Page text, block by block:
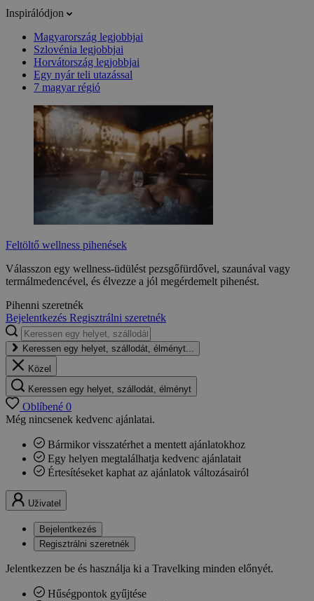
Inspirálódjon
Magyarország legjobbjai
Szlovénia legjobbjai
Horvátország legjobbjai
Egy nyár teli utazással
7 magyar régió
Feltöltő wellness pihenések
Válasszon egy wellness-üdülést pezsgőfürdővel, szaunával vagy
termálmedencével, és élvezze a jól megérdemelt pihenést.
Pihenni szeretnék
Bejelentkezés Regisztrálni szeretnék
Keressen egy helyet, szállodát, élményt...
Közel
Keressen egy helyet, szállodát, élményt
Oblíbené 0
Még nincsenek kedvenc ajánlatai.
Bármikor visszatérhet a mentett ajánlatokhoz
Egy helyen megtalálhatja kedvenc ajánlatait
Értesítéseket kaphat az ajánlatok változásairól
Uživatel
Bejelentkezés
Regisztrálni szeretnék
Jelentkezzen be és használja ki a Travelking minden előnyét.
Hűségpontok gyűjtése